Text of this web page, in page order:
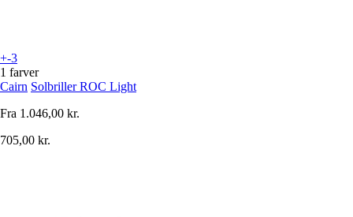
+-3
1 farver
Cairn Solbriller ROC Light
Fra 1.046,00 kr.
705,00 kr.